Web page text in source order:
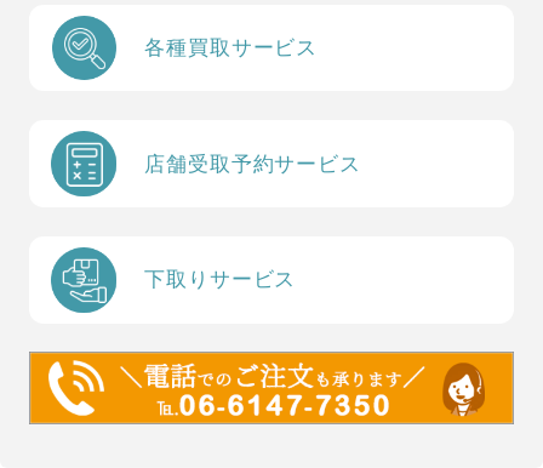
各種買取サービス
店舗受取予約サービス
下取りサービス